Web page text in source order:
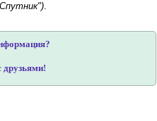
.
друзьями!